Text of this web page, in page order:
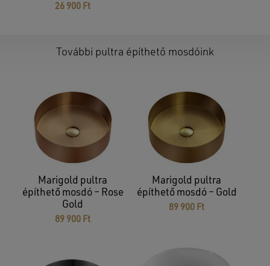
26 900 Ft
További pultra építhető mosdóink
Marigold pultra
építhető mosdó – Rose
Gold
89 900 Ft
Marigold pultra
építhető mosdó – Gold
89 900 Ft